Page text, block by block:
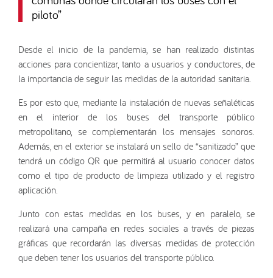
piloto”
Desde el inicio de la pandemia, se han realizado distintas
acciones para concientizar, tanto a usuarios y conductores, de
la importancia de seguir las medidas de la autoridad sanitaria.
Es por esto que, mediante la instalación de nuevas señaléticas
en el interior de los buses del transporte público
metropolitano, se complementarán los mensajes sonoros.
Además, en el exterior se instalará un sello de “sanitizado” que
tendrá un código QR que permitirá al usuario conocer datos
como el tipo de producto de limpieza utilizado y el registro
aplicación.
Junto con estas medidas en los buses, y en paralelo, se
realizará una campaña en redes sociales a través de piezas
gráficas que recordarán las diversas medidas de protección
que deben tener los usuarios del transporte público.